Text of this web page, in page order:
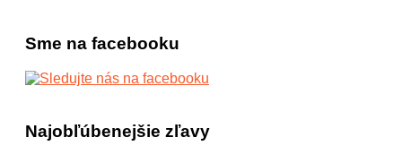
Sme na facebooku
Najobľúbenejšie zľavy